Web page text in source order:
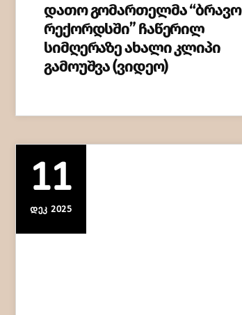
დათო გომართელმა “ბრავო
რექორდსში” ჩაწერილ
სიმღერაზე ახალი კლიპი
გამოუშვა (ვიდეო)
11
ᲓᲔᲙ 2025